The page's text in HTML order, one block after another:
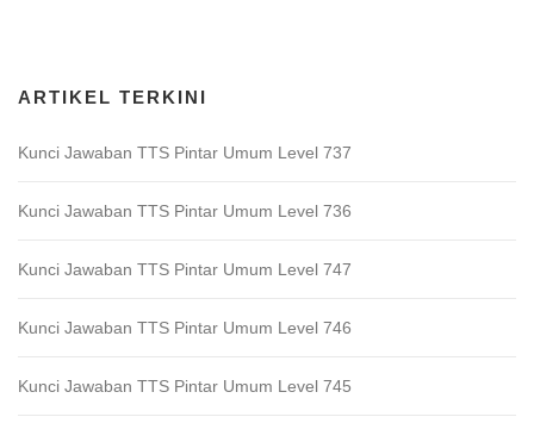
ARTIKEL TERKINI
Kunci Jawaban TTS Pintar Umum Level 737
Kunci Jawaban TTS Pintar Umum Level 736
Kunci Jawaban TTS Pintar Umum Level 747
Kunci Jawaban TTS Pintar Umum Level 746
Kunci Jawaban TTS Pintar Umum Level 745